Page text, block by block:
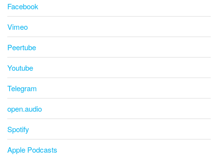
Facebook
Vimeo
Peertube
Youtube
Telegram
open.audio
Spotify
Apple Podcasts